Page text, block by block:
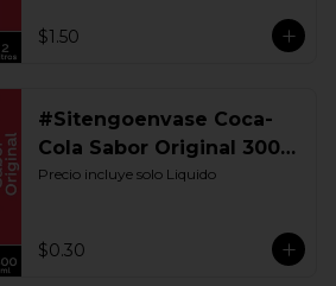
$1.50
#Sitengoenvase Coca-
Cola Sabor Original 300
ML. Retornable
Precio incluye solo Liquido
$0.30